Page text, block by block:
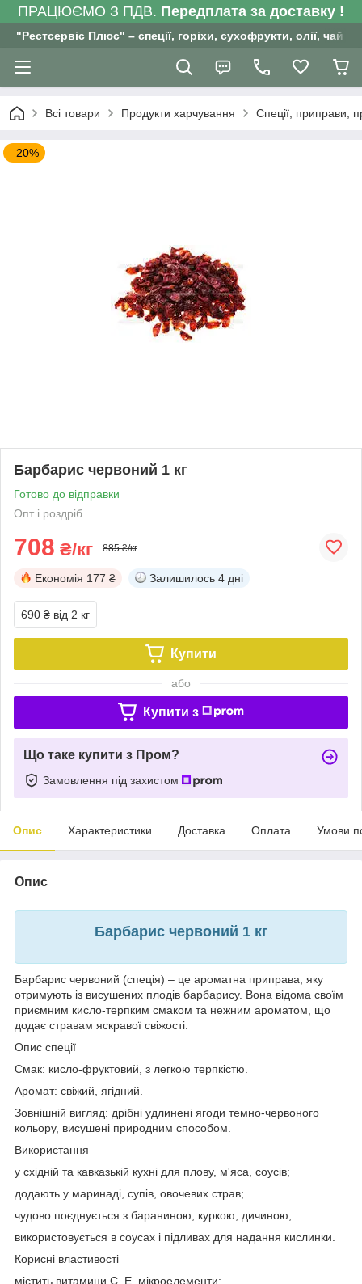
ПРАЦЮЄМО З ПДВ. Передплата за доставку !
"Рестсервіс Плюс" – спеції, горіхи, сухофрукти, олії, чай ,
Всі товари Продукти харчування Спеції, приправи,
–20%
Барбарис червоний 1 кг
Готово до відправки
Опт і роздріб
708 ₴/кг 885 ₴/кг
Економія 177 ₴ Залишилось 4 дні
690 ₴ від 2 кг
Купити
або
Купити з
Що таке купити з Пром?
Замовлення під захистом
Опис Характеристики Доставка Оплата Умови
Опис
Барбарис червоний 1 кг
Барбарис червоний (спеція) – це ароматна приправа, яку
отримують із висушених плодів барбарису. Вона відома своїм
приємним кисло-терпким смаком та нежним ароматом, що
додає стравам яскравої свіжості.
Опис спеції
Смак: кисло-фруктовий, з легкою терпкістю.
Аромат: свіжий, ягідний.
Зовнішній вигляд: дрібні удлинені ягоди темно-червоного
кольору, висушені природним способом.
Використання
у східній та кавказькій кухні для плову, м'яса, соусів;
додають у маринаді, супів, овочевих страв;
чудово поєднується з бараниною, куркою, дичиною;
використовується в соусах і підливах для надання кислинки.
Корисні властивості
містить витамини С, Е, мікроелементи;